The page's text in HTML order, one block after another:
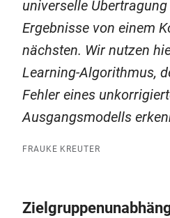
universelle
Ergebnisse von einem
nächsten. Wir nutzen
Learning-Algorithmus,
Fehler eines
Ausgangsmodells
FRAUKE KREUTER